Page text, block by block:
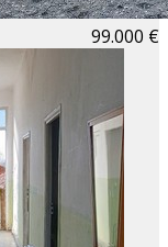
99.000 €